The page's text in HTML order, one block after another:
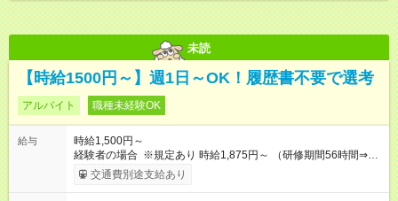
未読
【時給1500円～】週1日～OK！履歴書不要で選考
アルバイト 職種未経験OK
給与
時給1,500円～
経験者の場合 ※規定あり 時給1,875円～ （研修期間56時間⇒変
動なし） ■昇給あり（年2回）⇒トレーナーになったら…通常時
給+300円！ ■食事補助あり⇒1食200円最大 ■友人紹介制度あり
交通費別途支給あり